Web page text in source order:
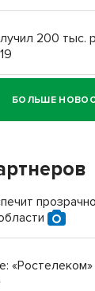
200 тыс.
наказал
в
срок
БОЛЬШЕ